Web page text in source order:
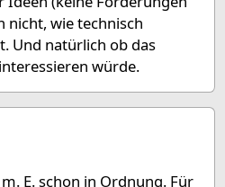
nicht, wie technisch
Und natürlich ob das
würde.
'22
E. schon in Ordnung. Für